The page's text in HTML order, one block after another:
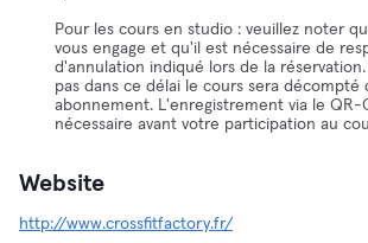
Pour les cours en studio : veuillez noter
vous engage et qu'il est nécessaire de
d'annulation indiqué lors de la réservation.
pas dans ce délai le cours sera décompté
abonnement. L'enregistrement via le QR-
nécessaire avant votre participation au
Website
http://www.crossfitfactory.fr/